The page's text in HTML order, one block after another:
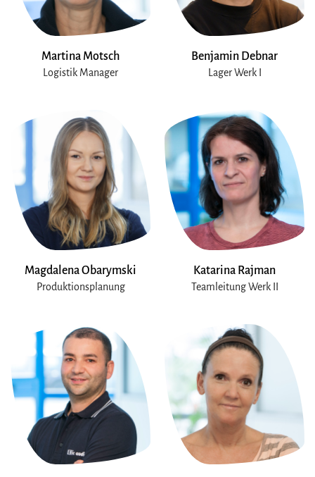
Martina Motsch
Logistik Manager
Benjamin Debnar
Lager Werk I
Magdalena Obarymski
Produktionsplanung
Katarina Rajman
Teamleitung Werk II